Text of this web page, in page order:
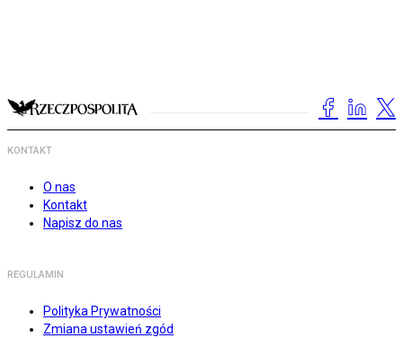
KONTAKT
O nas
Kontakt
Napisz do nas
REGULAMIN
Polityka Prywatności
Zmiana ustawień zgód